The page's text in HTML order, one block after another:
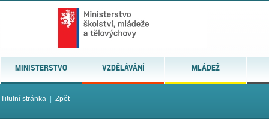
MINISTERSTVO VZDĚLÁVÁNÍ MLÁDEŽ
Titulní stránka| Zpět